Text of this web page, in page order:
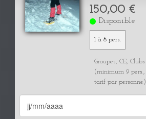
150,00 €
Disponible
1 à 8 pers.
Groupes, CE, Clubs
(minimum 9 pers.,
tarif par personne)